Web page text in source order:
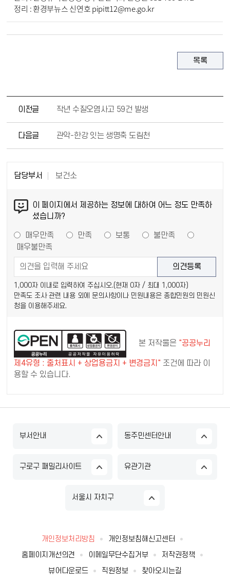
정리 : 환경부뉴스 신연호 pipitt12@me.go.kr
목록
이전글 작년 수질오염사고 59건 발생
다음글 관악-한강 잇는 생명축 도림천
담당부서 보건소
이 페이지에서 제공하는 정보에 대하여 어느 정도 만족하
셨습니까?
매우만족 만족 보통
불만족
매우불만족
1,000자 이내로 입력하여 주십시오.(현재 0자 / 최대 1,000자)
만족도 조사 관련 내용 외에 문의사항이나 민원내용은 종합민원의 민원신
청을 이용해주세요.
본 저작물은 "공공누리
제4유형 : 출처표시 + 상업용금지 + 변경금지" 조건에 따라 이
용할 수 있습니다.
부서안내 동주민센터안내
구로구 패밀리사이트 유관기관
서울시 자치구
개인정보처리방침
개인정보침해신고센터
홈페이지개선의견
이메일무단수집거부
저작권정책
뷰어다운로드
직원정보 찾아오시는길